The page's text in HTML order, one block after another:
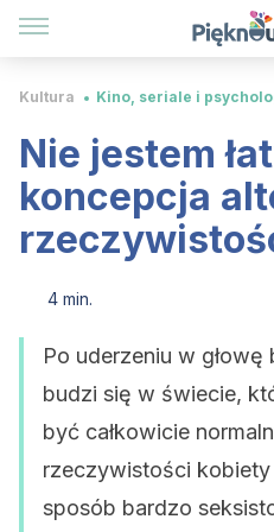
Kultura Kino, seriale i
Nie jestem
koncepcja
4 min.
Po uderzeniu w
budzi się w świecie,
być całkowicie
rzeczywistości
sposób bardzo